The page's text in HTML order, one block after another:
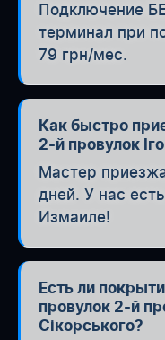
Подключение
терминал при
79 грн/мес.
Как быстро
2-й провулок
Мастер
дней. У нас
Измаиле!
Есть ли
провулок 2-й
Сікорського?